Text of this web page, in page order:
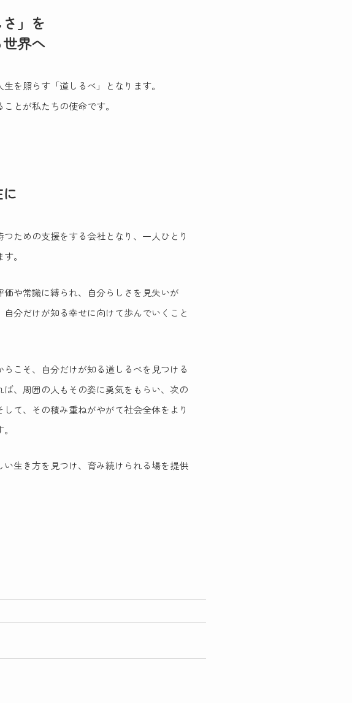
」を
界へ
生を照らす「道しるべ」となります。
ことが私たちの使命です。
ための支援をする会社となり、一人ひとり
。
や常識に縛られ、自分らしさを見失いが
分だけが知る幸せに向けて歩んでいくこと
こそ、自分だけが知る道しるべを見つける
、周囲の人もその姿に勇気をもらい、次の
て、その積み重ねがやがて社会全体をより
生き方を見つけ、育み続けられる場を提供